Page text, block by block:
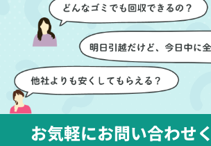
お気軽にお問い合わせ